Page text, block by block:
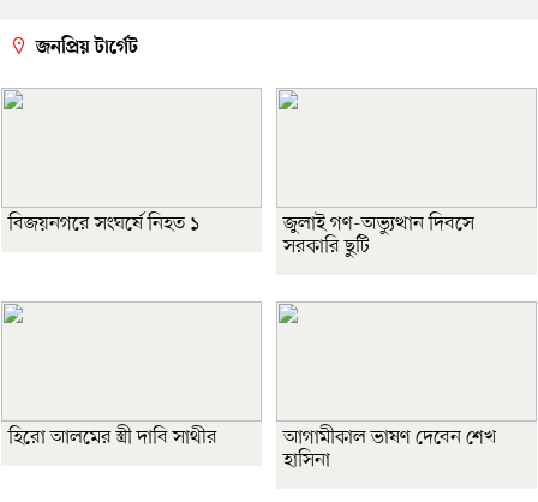
জনপ্রিয় টার্গেট
বিজয়নগরে সংঘর্ষে নিহত ১
জুলাই গণ-অভ্যুত্থান দিবসে
সরকারি ছুটি
হিরো আলমের স্ত্রী দাবি সাথীর
আগামীকাল ভাষণ দেবেন শেখ
হাসিনা